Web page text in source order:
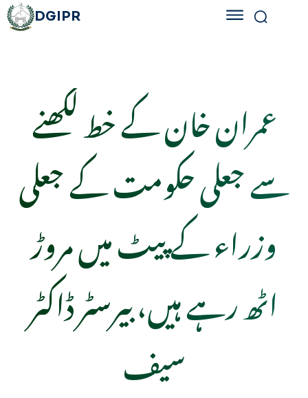
DGIPR
عمران خان کے خط لکھنے
سے جعلی حکومت کے جعلی
وزراء کے پیٹ میں مروڑ
اٹھ رہے ہیں، بیرسٹر ڈاکٹر
سیف